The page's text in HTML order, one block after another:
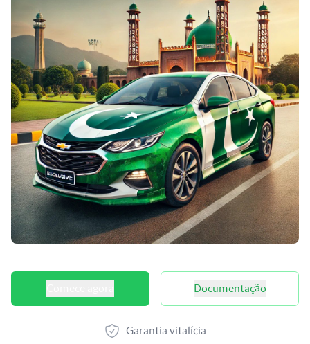
Opções de produtos
Documentação
Garantia vitalícia